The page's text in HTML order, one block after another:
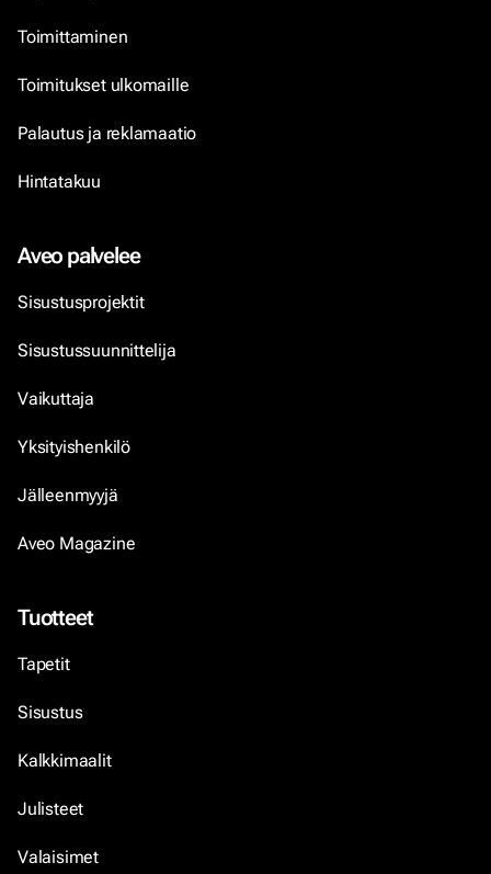
Toimittaminen
Toimitukset ulkomaille
Palautus ja reklamaatio
Hintatakuu
Aveo palvelee
Sisustusprojektit
Sisustussuunnittelija
Vaikuttaja
Yksityishenkilö
Jälleenmyyjä
Aveo Magazine
Tuotteet
Tapetit
Sisustus
Kalkkimaalit
Julisteet
Valaisimet